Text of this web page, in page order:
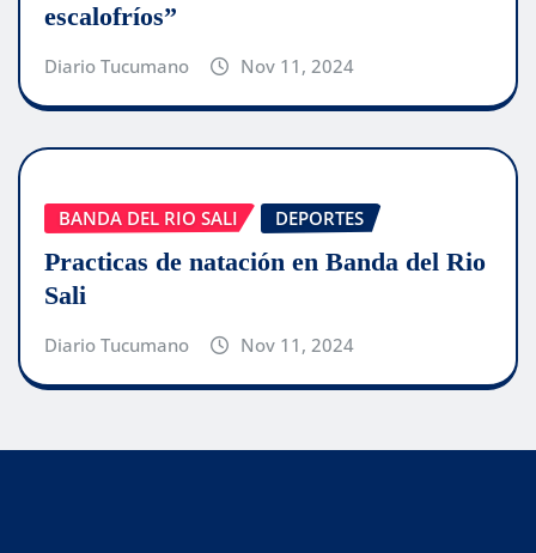
escalofríos”
Diario Tucumano Nov 11, 2024
BANDA DEL RIO SALI DEPORTES
Practicas de natación en Banda del Rio
Sali
Diario Tucumano Nov 11, 2024